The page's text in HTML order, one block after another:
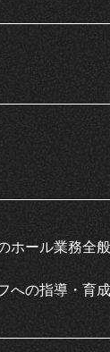
ホール業務全般
への指導・育成